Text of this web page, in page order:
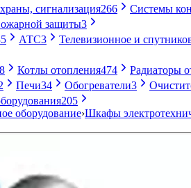
сигнализация266 Системы
защиты3
АТС3 Телевизионное и
Котлы отопления474 Радиаторы
Печи34 Обогреватели3
205
оборудование›Шкафы